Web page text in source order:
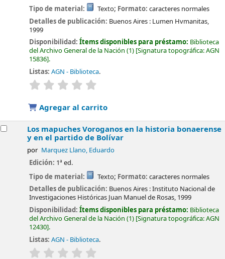
Tipo de material: Texto; Formato: caracteres normales
Detalles de publicación: Buenos Aires : Lumen Hvmanitas,
1999
Disponibilidad:Ítems disponibles para préstamo: Biblioteca
del Archivo General de la Nación (1) Signatura topográfica:AGN
15836 .
Listas: AGN - Biblioteca.
valoración
Agregar al carrito
Los mapuches Voroganos en la historia bonaerense
y en el partido de Bolívar
por Marquez Llano, Eduardo
Edición: 1ª ed.
Tipo de material:
Texto; Formato: caracteres normales
Detalles de publicación: Buenos Aires :Instituto Nacional de
Investigaciones Históricas Juan Manuel de Rosas, 1999
Disponibilidad:Ítems disponibles para préstamo: Biblioteca
del Archivo General de la Nación (1) Signatura topográfica:AGN
12430 .
Listas: AGN - Biblioteca.
valoración